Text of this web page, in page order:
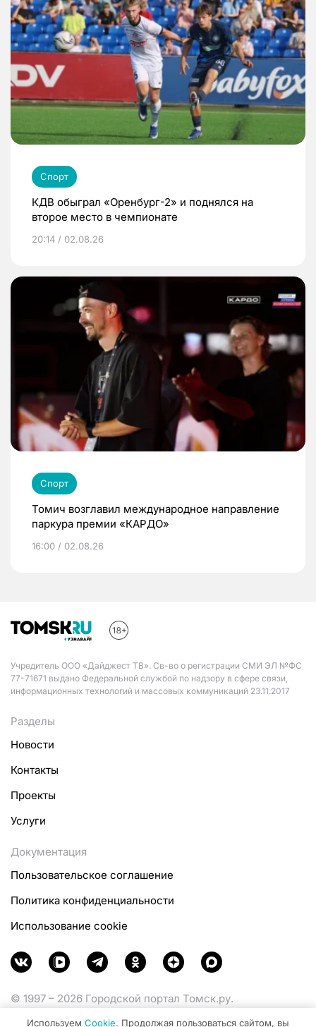
Спорт
КДВ обыграл «Оренбург-2» и поднялся на
второе место в чемпионате
20:14 / 02.08.26
Спорт
Томич возглавил международное направление
паркура премии «КАРДО»
16:00 / 02.08.26
Учредитель ООО «Дайджест ТВ». Св-во о регистрации СМИ ЭЛ №ФС
77-71671 выдано Федеральной службой по надзору в сфере связи,
информационных технологий и массовых коммуникаций 23.11.2017
Разделы
Новости
Контакты
Проекты
Услуги
Документация
Пользовательское соглашение
Политика конфиденциальности
Использование cookie
© 1997 – 2026 Городской портал Томск.ру.
Используем Cookie. Продолжая пользоваться сайтом, вы